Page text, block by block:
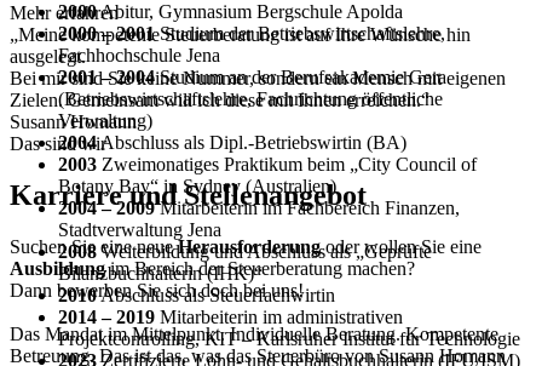
2000Abitur, Gymnasium Bergschule Apolda
2000 – 2001Studium der Betriebswirtschaftslehre,
Fachhochschule Jena
2001 – 2004Studium an der Berufsakademie Gera
(Betriebswirtschaftslehre, Fachrichtung öffentliche
Verwaltung)
2004Abschluss als Dipl.-Betriebswirtin (BA)
2003 Zweimonatiges Praktikum beim „City Council of
Botany Bay“ in Sydney (Australien)
2004 – 2009Mitarbeiterin im Fachbereich Finanzen,
Stadtverwaltung Jena
2008Weiterbildung und Abschluss als „Geprüfte
Bilanzbuchhalterin (IHK)“
2010Abschluss als Steuerfachwirtin
2014 – 2019 Mitarbeiterin im administrativen
Projektcontrolling, KIT – Karlsruher Institut für Technologie
2023Zertifizierte Lohn- und Gehaltsbuchhalterin (IFU/ISM)
Mehr erfahren
„Meine kompetente Steuerberatung ist auf Ihre Wünsche hin
ausgelegt.
Bei mir sind Sie keine Nummer, sondern ein Mensch mit eigenen
Zielen. Gemeinsam will ich diese mit Ihnen erreichen.“
Susann Homann
Das sind wir
Karriere und Stellenangebot
Suchen Sie eine neueHerausforderungoder wollen Sie eine
Ausbildungim Bereich der Steuerberatung machen?
Dann bewerben Sie sich doch bei uns!
Das Mandat im Mittelpunkt. Individuelle Beratung. Kompetente
Betreuung. Das ist das, was das Steuerbüro von Susann Homann